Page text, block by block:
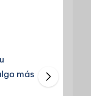
más